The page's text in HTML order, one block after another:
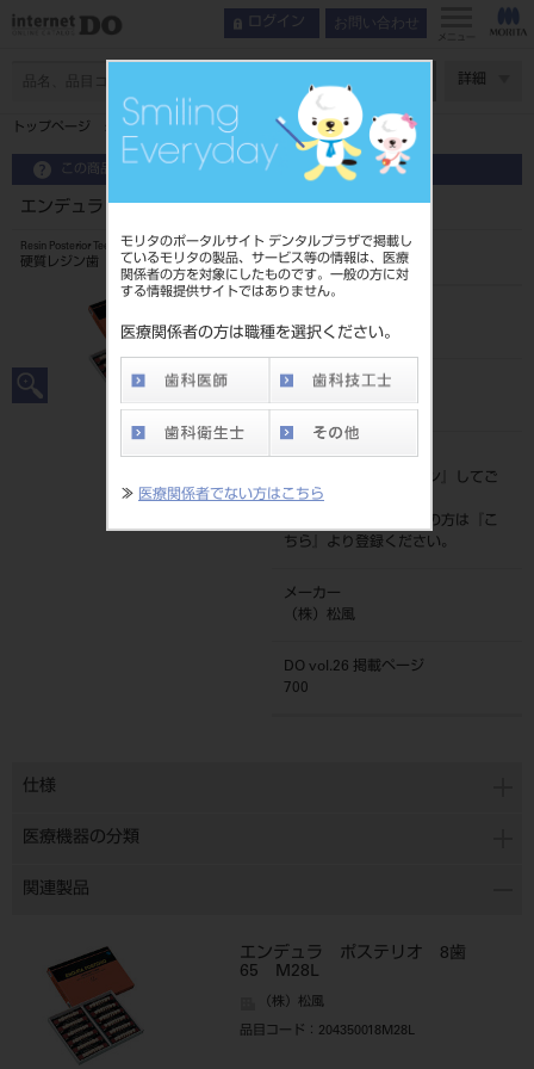
モリタのポータルサイト デンタルプラザで掲載し
ているモリタの製品、サービス等の情報は、医療
関係者の方を対象にしたものです。一般の方に対
する情報提供サイトではありません。
医療関係者の方は職種を選択ください。
≫ 医療関係者でない方はこちら
ログイン お問い合わせ
メニュー
詳細
トップページ エンデュラ ポステリオ 8歯 70 M28L
この商品に関するお問い合わせ
エンデュラ ポステリオ 8歯 70 M28L
Resin Posterior Teeth
硬質レジン歯
204350021M28L
JAN/EANコード
標準価格
ログイン
』してご
覧ください。
ネット会員登録がまだの方は『
こ
ちら
』より登録ください。
メーカー
（株）松風
DO vol.26 掲載ページ
700
仕様
医療機器の分類
関連製品
エンデュラ ポステリオ 8歯
65 M28L
（株）松風
品目コード ：204350018M28L